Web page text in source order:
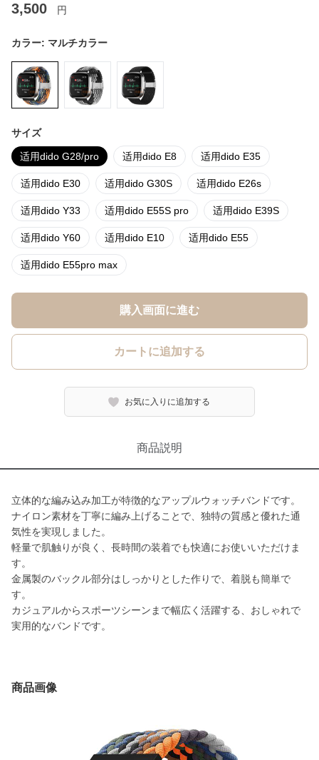
3,500 円
カラー: マルチカラー
サイズ
适用dido G28/pro 适用dido E8 适用dido E35
适用dido E30 适用dido G30S 适用dido E26s
适用dido Y33 适用dido E55S pro 适用dido E39S
适用dido Y60 适用dido E10 适用dido E55
适用dido E55pro max
購入画面に進む
カートに追加する
お気に入りに追加する
商品説明
立体的な編み込み加工が特徴的なアップルウォッチバンドです。
ナイロン素材を丁寧に編み上げることで、独特の質感と優れた通
気性を実現しました。
軽量で肌触りが良く、長時間の装着でも快適にお使いいただけま
す。
金属製のバックル部分はしっかりとした作りで、着脱も簡単で
す。
カジュアルからスポーツシーンまで幅広く活躍する、おしゃれで
実用的なバンドです。
商品画像